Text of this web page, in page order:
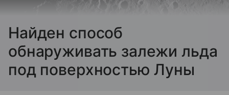
Найден способ
обнаруживать залежи льда
под поверхностью Луны